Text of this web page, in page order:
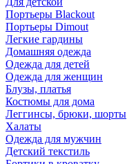
Портьеры Blackout
Портьеры Dimout
Легкие гардины
Домашняя одежда
Одежда для детей
Одежда для женщин
Блузы, платья
Костюмы для дома
Леггинсы, брюки, шорты
Халаты
Одежда для мужчин
Детский текстиль